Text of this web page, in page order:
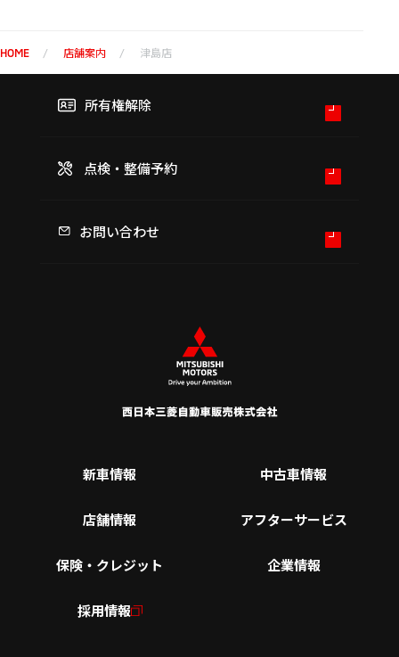
HOME 店舗案内 津島店
所有権解除
点検・整備予約
お問い合わせ
新車情報 中古車情報
店舗情報 アフターサービス
保険・クレジット 企業情報
採用情報